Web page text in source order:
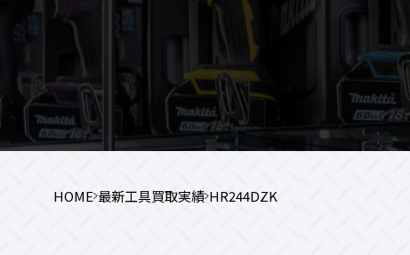
HOME 最新工具買取実績 HR244DZK